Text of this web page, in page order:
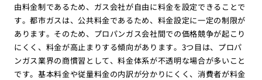
由料金制であるため、ガス会社が自由に料金を設定できることで
す。都市ガスは、公共料金であるため、料金設定に一定の制限が
あります。そのため、プロパンガス会社間での価格競争が起こり
にくく、料金が高止まりする傾向があります。3つ目は、プロパ
ンガス業界の商慣習として、料金体系が不透明な場合が多いこと
です。基本料金や従量料金の内訳が分かりにくく、消費者が料金